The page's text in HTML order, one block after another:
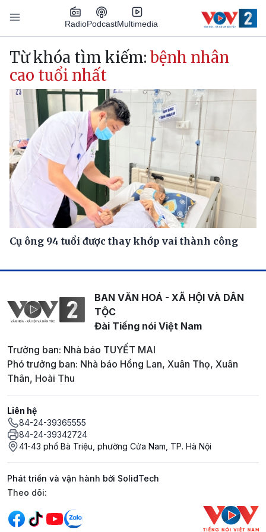
Nhảy đến nội dung
RadioPodcastMultimedia
Main navigation
Từ khóa tìm kiếm: bệnh nhân
cao tuổi nhất
Cụ ông 94 tuổi được thay khớp vai thành công
BAN VĂN HOÁ - XÃ HỘI VÀ DÂN
TỘC
Đài Tiếng nói Việt Nam
Trưởng ban: Nhà báo TUYẾT MAI
Phó trưởng ban: Nhà báo Hồng Lan, Xuân Thọ, Xuân
Thân, Hoài Thu
Liên hệ
84-24-39365555
84-24-39342724
41-43 phố Bà Triệu, phường Cửa Nam, TP. Hà Nội
Phát triển và vận hành bởi SolidTech
Mạng xã hội
Theo dõi: